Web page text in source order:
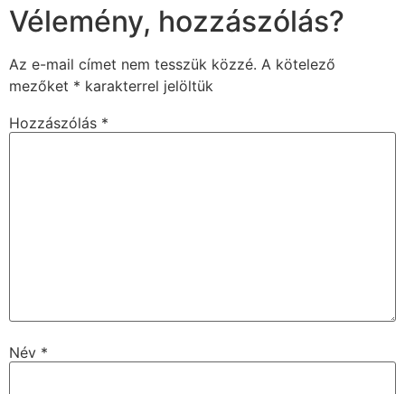
Vélemény, hozzászólás?
Az e-mail címet nem tesszük közzé. A kötelező
mezőket * karakterrel jelöltük
Hozzászólás *
Név *